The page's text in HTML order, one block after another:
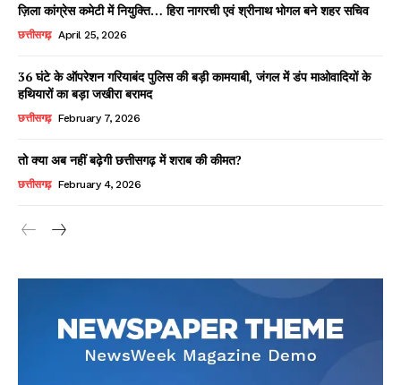
ज़िला कांग्रेस कमेटी में नियुक्ति… हिरा नागरची एवं श्रीनाथ भोगल बने शहर सचिव
छत्तीसगढ़ April 25, 2026
36 घंटे के ऑपरेशन गरियाबंद पुलिस की बड़ी कामयाबी, जंगल में डंप माओवादियों के
हथियारों का बड़ा जखीरा बरामद
छत्तीसगढ़ February 7, 2026
तो क्या अब नहीं बढ़ेगी छत्तीसगढ़ में शराब की कीमत?
छत्तीसगढ़ February 4, 2026